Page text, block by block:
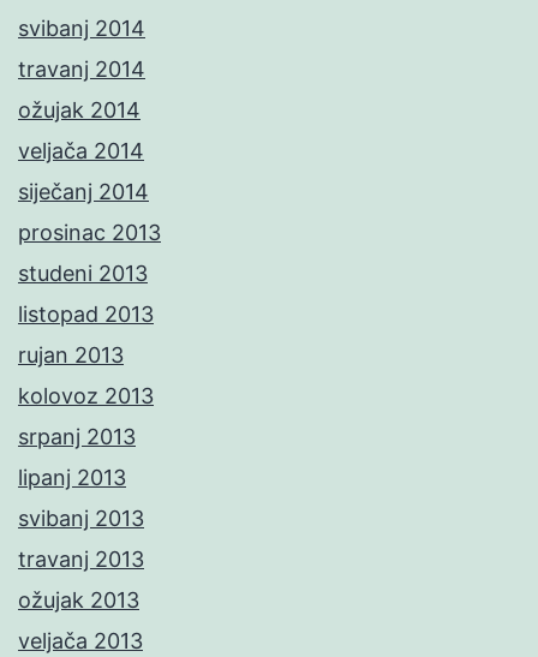
svibanj 2014
travanj 2014
ožujak 2014
veljača 2014
siječanj 2014
prosinac 2013
studeni 2013
listopad 2013
rujan 2013
kolovoz 2013
srpanj 2013
lipanj 2013
svibanj 2013
travanj 2013
ožujak 2013
veljača 2013